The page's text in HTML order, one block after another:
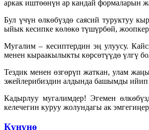
аркак иштөөнүн ар кандай формаларын
Бул үчүн өлкөбүздө саясий туруктуу
ыйык кесипке көлөкө түшүрбөй,
Мугалим – кесиптердин эң улуусу.
менен кыраакылыкты көрсөтүүдө үлгү
Тездик менен өзгөрүп жаткан, улам
эжейлерибиздин алдында башымды ийип
Кадырлуу мугалимдер! Эгемен
келечегин куруу жолундагы ак
Күнүнө